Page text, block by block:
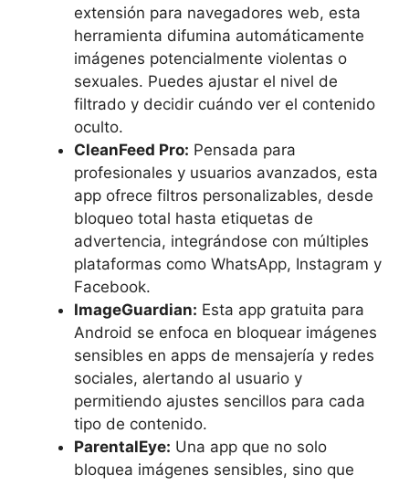
extensión para navegadores web, esta
herramienta difumina automáticamente
imágenes potencialmente violentas o
sexuales. Puedes ajustar el nivel de
filtrado y decidir cuándo ver el contenido
oculto.
CleanFeed Pro: Pensada para
profesionales y usuarios avanzados, esta
app ofrece filtros personalizables, desde
bloqueo total hasta etiquetas de
advertencia, integrándose con múltiples
plataformas como WhatsApp, Instagram y
Facebook.
ImageGuardian: Esta app gratuita para
Android se enfoca en bloquear imágenes
sensibles en apps de mensajería y redes
sociales, alertando al usuario y
permitiendo ajustes sencillos para cada
tipo de contenido.
ParentalEye: Una app que no solo
bloquea imágenes sensibles, sino que